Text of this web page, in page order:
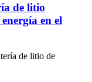
de litio
en el